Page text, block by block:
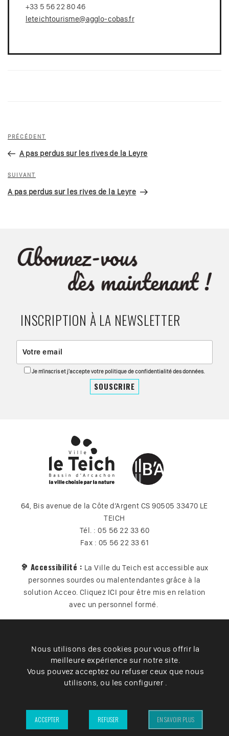
+33 5 56 22 80 46
leteichtourisme@agglo-cobas.fr
Navigation
l’article
Article
précédent
PRÉCÉDENT
A pas perdus sur les rives de la Leyre
Article
suivant
SUIVANT
A pas perdus sur les rives de la Leyre
INSCRIPTION À LA NEWSLETTER
Je m'inscris et j'accepte votre politique de confidentialité des données.
64, Bis avenue de la Côte d’Argent CS 90505 33470 LE
TEICH
Tél. : 05 56 22 33 60
Fax : 05 56 22 33 61
🦻 Accessibilité : La Ville du Teich est accessible aux
personnes sourdes ou malentendantes grâce à la
solution Acceo. Cliquez ICI pour être mis en relation
avec un personnel formé.
Plan du site Contact Vos données
Cookies
Accessibilité
– Ville du Teich ©2025 –
Nous utilisons des cookies pour vous offrir la
meilleure expérience sur notre site.
Vous pouvez acceptez ou refuser ceux que nous
utilisons, ou les configurer .
ACCEPTER REFUSER EN SAVOIR PLUS